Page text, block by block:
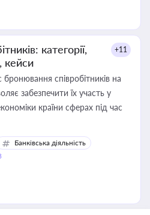
категорії,
кейси
+11
співробітників на
забезпечити їх участь у
країни сферах під час
Банківська діяльність